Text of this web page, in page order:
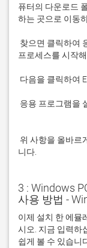
퓨터의 다운로드
니다.
3 : Windows
사용 방법 -
이제 설치 한 에뮬
시오. 지금 입력하
쉽게 볼 수 있습니